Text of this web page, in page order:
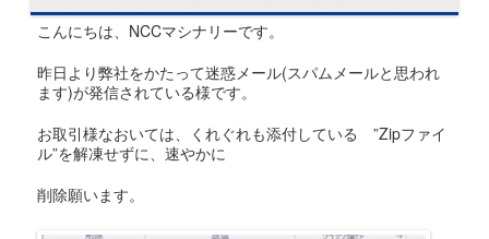
こんにちは、NCCマシナリーです。
昨日より弊社をかたって迷惑メール(スパムメールと思われ
ます)が発信されている様です。
お取引様なおいては、くれぐれも添付している ”Zipファイ
ル”を解凍せずに、速やかに
削除願います。